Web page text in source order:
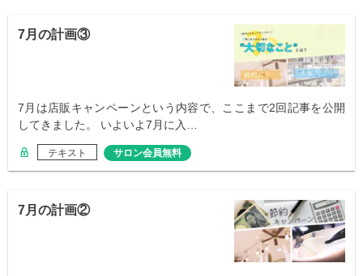
7月の計画③
7月は店販キャンペーンという内容で、ここまで2回記事を公開
してきました。 いよいよ7月に入…
テキスト サロン会員無料
7月の計画②